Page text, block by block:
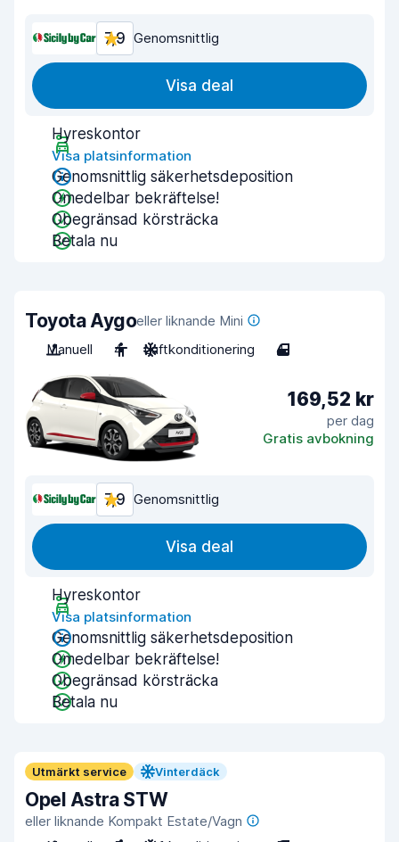
7,9 Genomsnittlig
Visa deal
Hyreskontor
Visa platsinformation
Genomsnittlig säkerhetsdeposition
Omedelbar bekräftelse!
Obegränsad körsträcka
Betala nu
Toyota Aygoeller liknande Mini
Manuell
4 Luftkonditionering 4
169,52 kr
per dag
Gratis avbokning
7,9 Genomsnittlig
Visa deal
Hyreskontor
Visa platsinformation
Genomsnittlig säkerhetsdeposition
Omedelbar bekräftelse!
Obegränsad körsträcka
Betala nu
Utmärkt service Vinterdäck
Opel Astra STW
eller liknande Kompakt Estate/Vagn